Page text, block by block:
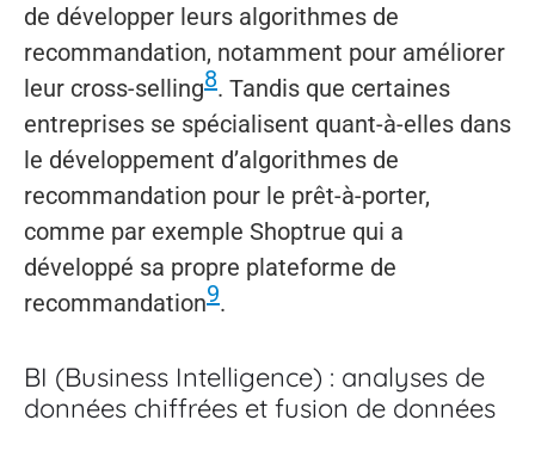
de développer leurs algorithmes de
recommandation, notamment pour améliorer
leur cross-selling8. Tandis que certaines
entreprises se spécialisent quant-à-elles dans
le développement d’algorithmes de
recommandation pour le prêt-à-porter,
comme par exemple Shoptrue qui a
développé sa propre plateforme de
recommandation9.
BI (Business Intelligence) : analyses de
données chiffrées et fusion de données